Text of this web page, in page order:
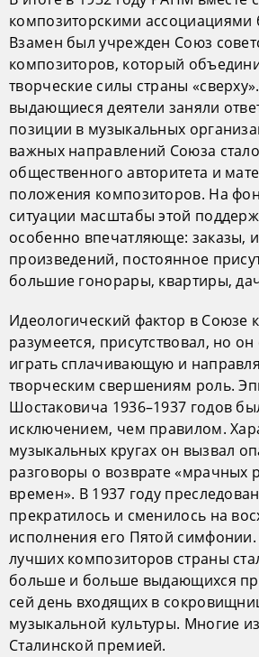
композиторскими ассоциациями
Взамен был учрежден Союз
композиторов, который
творческие силы страны
выдающиеся деятели заняли
позиции в музыкальных
важных направлений Союза
общественного авторитета и
положения композиторов. На
ситуации масштабы этой
особенно впечатляюще: заказы,
произведений, постоянное
большие гонорары, квартиры,
Идеологический фактор в Союзе
разумеется, присутствовал, но
играть сплачивающую и
творческим свершениям роль.
Шостаковича 1936–1937 годов
исключением, чем правилом.
музыкальных кругах он вызвал
разговоры о возврате «мрачных
времен». В 1937 году
прекратилось и сменилось на
исполнения его Пятой
лучших композиторов страны
больше и больше выдающихся
сей день входящих в
музыкальной культуры. Многие
Сталинской премией.